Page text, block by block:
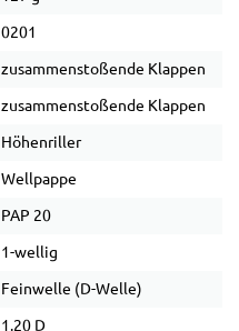
0201
zusammenstoßende Klappen
zusammenstoßende Klappen
Höhenriller
Wellpappe
PAP 20
1-wellig
Feinwelle (D-Welle)
1.20 D